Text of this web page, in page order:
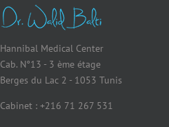
Hannibal Medical Center
Cab. N°13 - 3 ème étage
Berges du Lac 2 - 1053 Tunis
Cabinet : +216 71 267 531